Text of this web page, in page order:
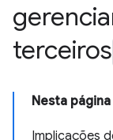
terceiros
Nesta página
Implicações